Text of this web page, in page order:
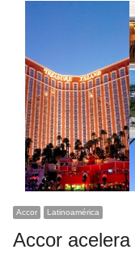
Accor Latinoamérica
Accor